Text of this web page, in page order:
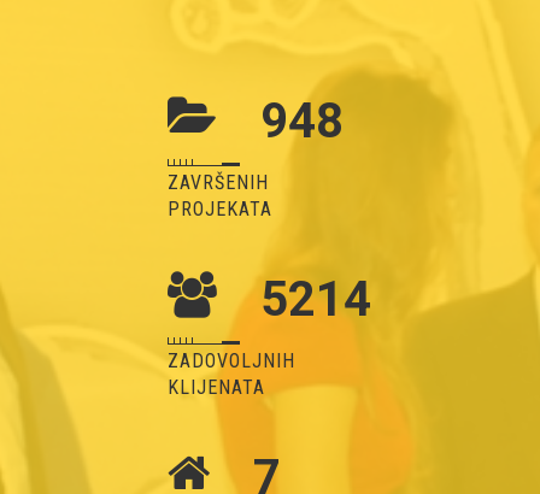
948
ZAVRŠENIH
PROJEKATA
5214
ZADOVOLJNIH
KLIJENATA
7